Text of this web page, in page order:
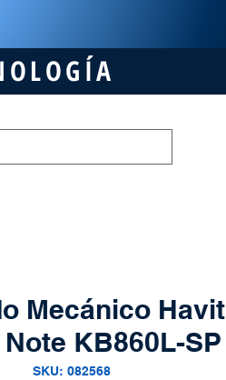
Mecánico Havit
KB860L-SP
SKU: 082568